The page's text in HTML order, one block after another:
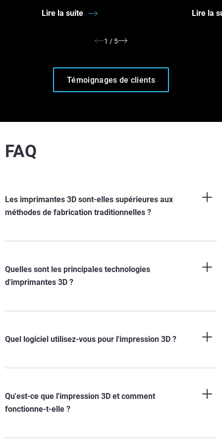
Lire la suite Lire la
1 / 5
Témoignages de clients
FAQ
Les imprimantes 3D sont-elles supérieures aux
méthodes de fabrication traditionnelles ?
Quelles sont les principales technologies
d'imprimantes 3D ?
Quel logiciel utilisez-vous pour l'impression 3D ?
Qu'est-ce que l'impression 3D et comment
fonctionne-t-elle ?